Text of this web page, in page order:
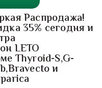
Распродажа!
35% сегодня и
LETO
Thyroid-S,G-
и